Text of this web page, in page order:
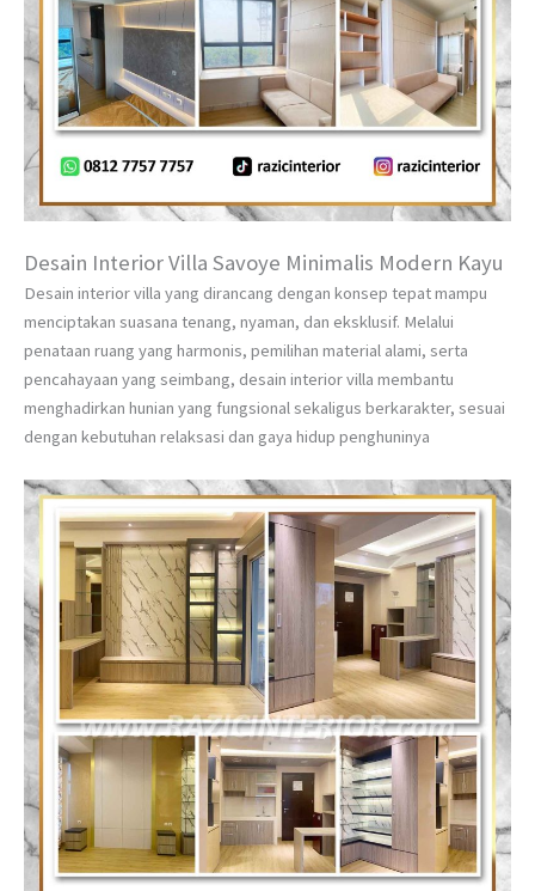
Desain Interior Villa Savoye Minimalis Modern Kayu
Desain interior villa yang dirancang dengan konsep tepat mampu
menciptakan suasana tenang, nyaman, dan eksklusif. Melalui
penataan ruang yang harmonis, pemilihan material alami, serta
pencahayaan yang seimbang, desain interior villa membantu
menghadirkan hunian yang fungsional sekaligus berkarakter, sesuai
dengan kebutuhan relaksasi dan gaya hidup penghuninya